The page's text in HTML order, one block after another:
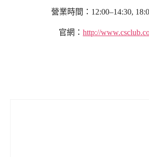
營業時間：12:00–14:30,
官網： http://